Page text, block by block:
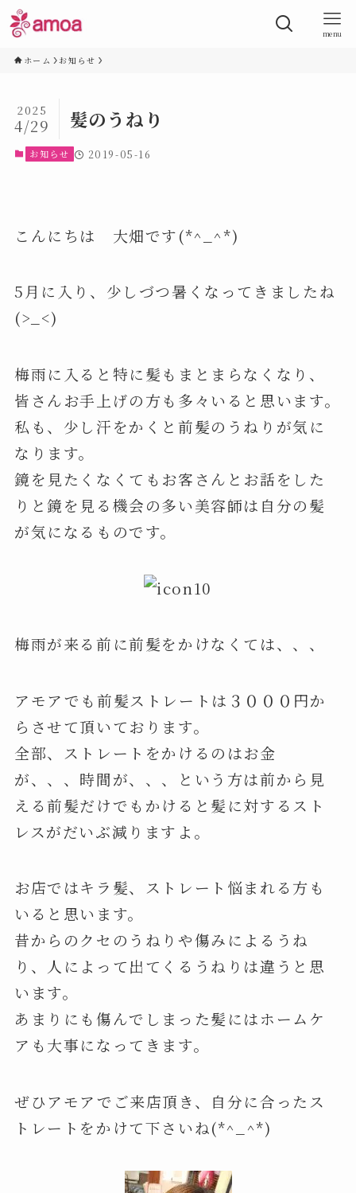
menu
ホーム お知らせ
髪のうねり
2025
4/29
お知らせ 2019-05-16
こんにちは 大畑です(*^_^*)
5月に入り、少しづつ暑くなってきましたね
(>_<)
梅雨に入ると特に髪もまとまらなくなり、
皆さんお手上げの方も多々いると思います。
私も、少し汗をかくと前髪のうねりが気に
なります。
鏡を見たくなくてもお客さんとお話をした
りと鏡を見る機会の多い美容師は自分の髪
が気になるものです。
梅雨が来る前に前髪をかけなくては、、、
アモアでも前髪ストレートは３０００円か
らさせて頂いております。
全部、ストレートをかけるのはお金
が、、、時間が、、、という方は前から見
える前髪だけでもかけると髪に対するスト
レスがだいぶ減りますよ。
お店ではキラ髪、ストレート悩まれる方も
いると思います。
昔からのクセのうねりや傷みによるうね
り、人によって出てくるうねりは違うと思
います。
あまりにも傷んでしまった髪にはホームケ
アも大事になってきます。
ぜひアモアでご来店頂き、自分に合ったス
トレートをかけて下さいね(*^_^*)